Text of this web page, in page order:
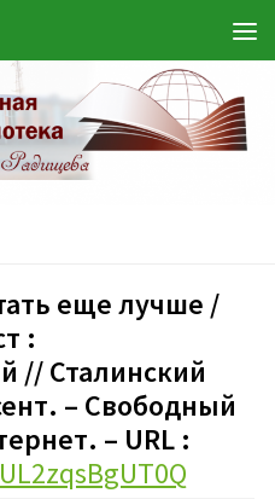
еще лучше /
:
// Сталинский
– Свободный
– URL :